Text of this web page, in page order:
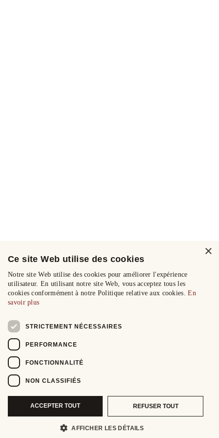
×
Ce site Web utilise des cookies
Notre site Web utilise des cookies pour améliorer l'expérience
utilisateur. En utilisant notre site Web, vous acceptez tous les
cookies conformément à notre Politique relative aux cookies.En
savoir plus
STRICTEMENT NÉCESSAIRES
PERFORMANCE
FONCTIONNALITÉ
NON CLASSIFIÉS
ACCEPTER TOUT REFUSER TOUT
AFFICHER LES DÉTAILS